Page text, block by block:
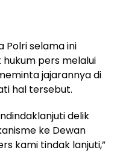
Polri selama ini
pers melalui
jajarannya di
hal tersebut.
delik
ke Dewan
kami tindak lanjuti,”